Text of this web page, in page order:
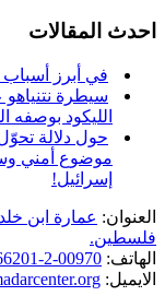
احدث المقالات
في أبرز أسباب
سيطرة
الليكود بوصفه
حول دلالة
موضوع أمني
إسرائيل!
العنوان: عمارة ابن
فلسطين.
الهاتف: 00970-2-2966201
الايميل: